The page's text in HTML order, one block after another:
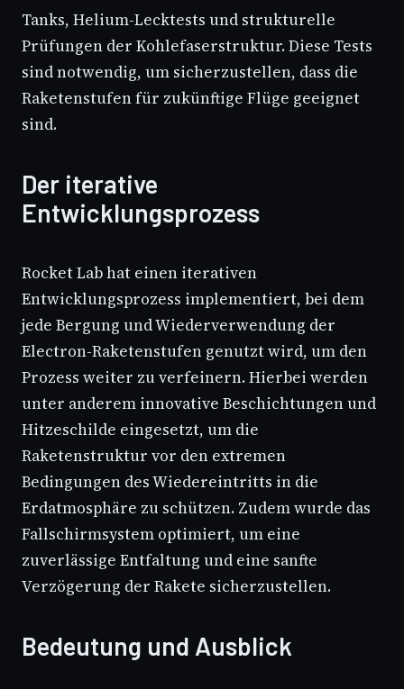
Tanks, Helium-Lecktests und strukturelle
Prüfungen der Kohlefaserstruktur. Diese Tests
sind notwendig, um sicherzustellen, dass die
Raketenstufen für zukünftige Flüge geeignet
sind.
Der iterative
Entwicklungsprozess
Rocket Lab hat einen iterativen
Entwicklungsprozess implementiert, bei dem
jede Bergung und Wiederverwendung der
Electron-Raketenstufen genutzt wird, um den
Prozess weiter zu verfeinern. Hierbei werden
unter anderem innovative Beschichtungen und
Hitzeschilde eingesetzt, um die
Raketenstruktur vor den extremen
Bedingungen des Wiedereintritts in die
Erdatmosphäre zu schützen. Zudem wurde das
Fallschirmsystem optimiert, um eine
zuverlässige Entfaltung und eine sanfte
Verzögerung der Rakete sicherzustellen.
Bedeutung und Ausblick